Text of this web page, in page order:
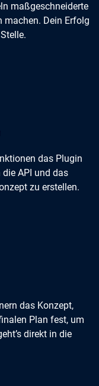
maßgeschneiderte
machen. Dein Erfolg
das Plugin
API und das
zu erstellen.
das Konzept,
Plan fest, um
direkt in die